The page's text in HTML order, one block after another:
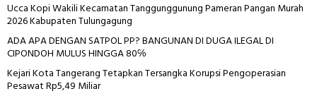
Ucca Kopi Wakili Kecamatan Tanggunggunung Pameran Pangan Murah
2026 Kabupaten Tulungagung
ADA APA DENGAN SATPOL PP? BANGUNAN DI DUGA ILEGAL DI
CIPONDOH MULUS HINGGA 80℅
Kejari Kota Tangerang Tetapkan Tersangka Korupsi Pengoperasian
Pesawat Rp5,49 Miliar